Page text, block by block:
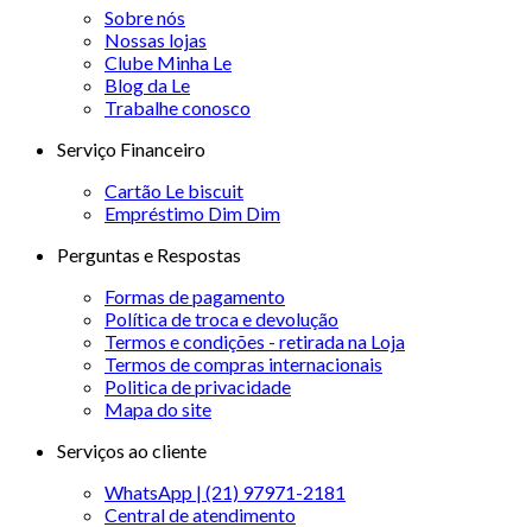
Sobre nós
Nossas lojas
Clube Minha Le
Blog da Le
Trabalhe conosco
Serviço Financeiro
Cartão Le biscuit
Empréstimo Dim Dim
Perguntas e Respostas
Formas de pagamento
Política de troca e devolução
Termos e condições - retirada na Loja
Termos de compras internacionais
Politica de privacidade
Mapa do site
Serviços ao cliente
WhatsApp | (21) 97971-2181
Central de atendimento